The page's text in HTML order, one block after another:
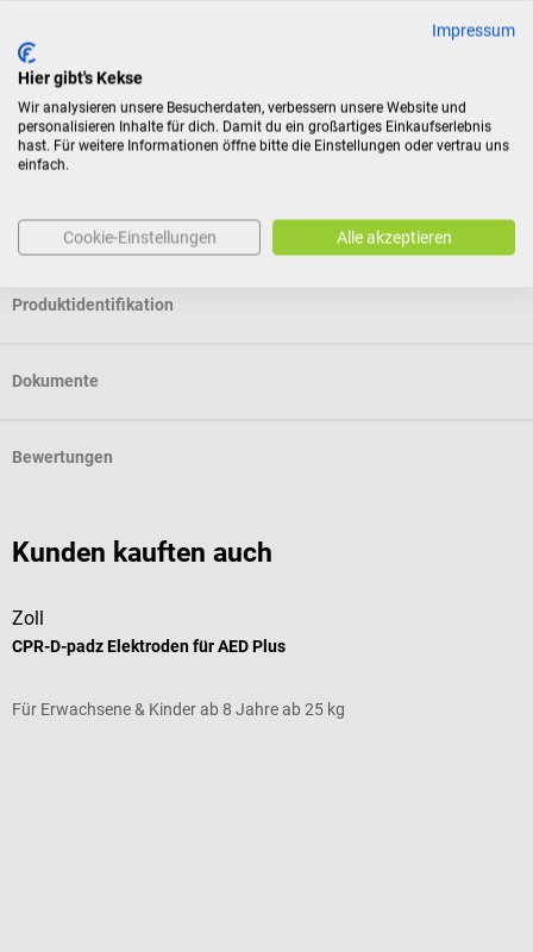
Für Verbraucher besteht das Widerrufsrecht nicht bei
Verträgen zur Lieferung versiegelter Waren, die aus
Gründen des Gesundheitsschutzes oder der Hygiene nicht
zur Rückgabe geeignet sind, wenn ihre Versiegelung nach
der Lieferung entfernt wurde.
Eigenschaften
Produktidentifikation
Dokumente
Bewertungen
Kunden kauften auch
Zoll
CPR-D-padz Elektroden für AED Plus
Für Erwachsene & Kinder ab 8 Jahre ab 25 kg
Impressum
Hier gibt's Kekse
Wir analysieren unsere Besucherdaten, verbessern unsere Website und
personalisieren Inhalte für dich. Damit du ein großartiges Einkaufserlebnis
hast. Für weitere Informationen öffne bitte die Einstellungen oder vertrau uns
einfach.
Cookie-Einstellungen Alle akzeptieren